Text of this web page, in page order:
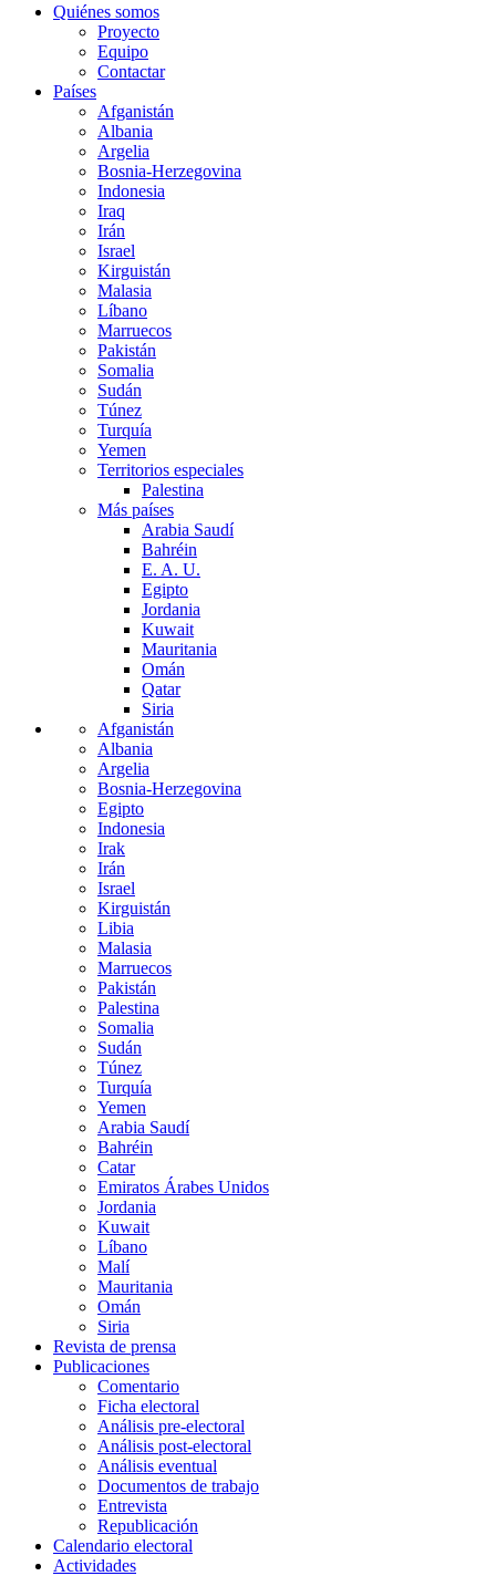
Quiénes somos
Proyecto
Equipo
Contactar
Países
Afganistán
Albania
Argelia
Bosnia-Herzegovina
Indonesia
Iraq
Irán
Israel
Kirguistán
Malasia
Líbano
Marruecos
Pakistán
Somalia
Sudán
Túnez
Turquía
Yemen
Territorios especiales
Palestina
Más países
Arabia Saudí
Bahréin
E. A. U.
Egipto
Jordania
Kuwait
Mauritania
Omán
Qatar
Siria
Afganistán
Albania
Argelia
Bosnia-Herzegovina
Egipto
Indonesia
Irak
Irán
Israel
Kirguistán
Libia
Malasia
Marruecos
Pakistán
Palestina
Somalia
Sudán
Túnez
Turquía
Yemen
Arabia Saudí
Bahréin
Catar
Emiratos Árabes Unidos
Jordania
Kuwait
Líbano
Malí
Mauritania
Omán
Siria
Revista de prensa
Publicaciones
Comentario
Ficha electoral
Análisis pre-electoral
Análisis post-electoral
Análisis eventual
Documentos de trabajo
Entrevista
Republicación
Calendario electoral
Actividades